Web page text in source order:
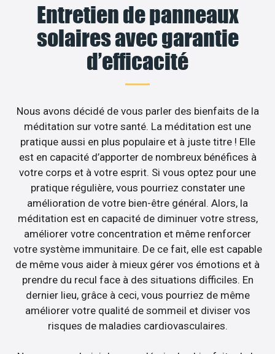
Entretien de panneaux
solaires avec garantie
d’efficacité
Nous avons décidé de vous parler des bienfaits de la
méditation sur votre santé. La méditation est une
pratique aussi en plus populaire et à juste titre ! Elle
est en capacité d’apporter de nombreux bénéfices à
votre corps et à votre esprit. Si vous optez pour une
pratique régulière, vous pourriez constater une
amélioration de votre bien-être général. Alors, la
méditation est en capacité de diminuer votre stress,
améliorer votre concentration et même renforcer
votre système immunitaire. De ce fait, elle est capable
de même vous aider à mieux gérer vos émotions et à
prendre du recul face à des situations difficiles. En
dernier lieu, grâce à ceci, vous pourriez de même
améliorer votre qualité de sommeil et diviser vos
risques de maladies cardiovasculaires.